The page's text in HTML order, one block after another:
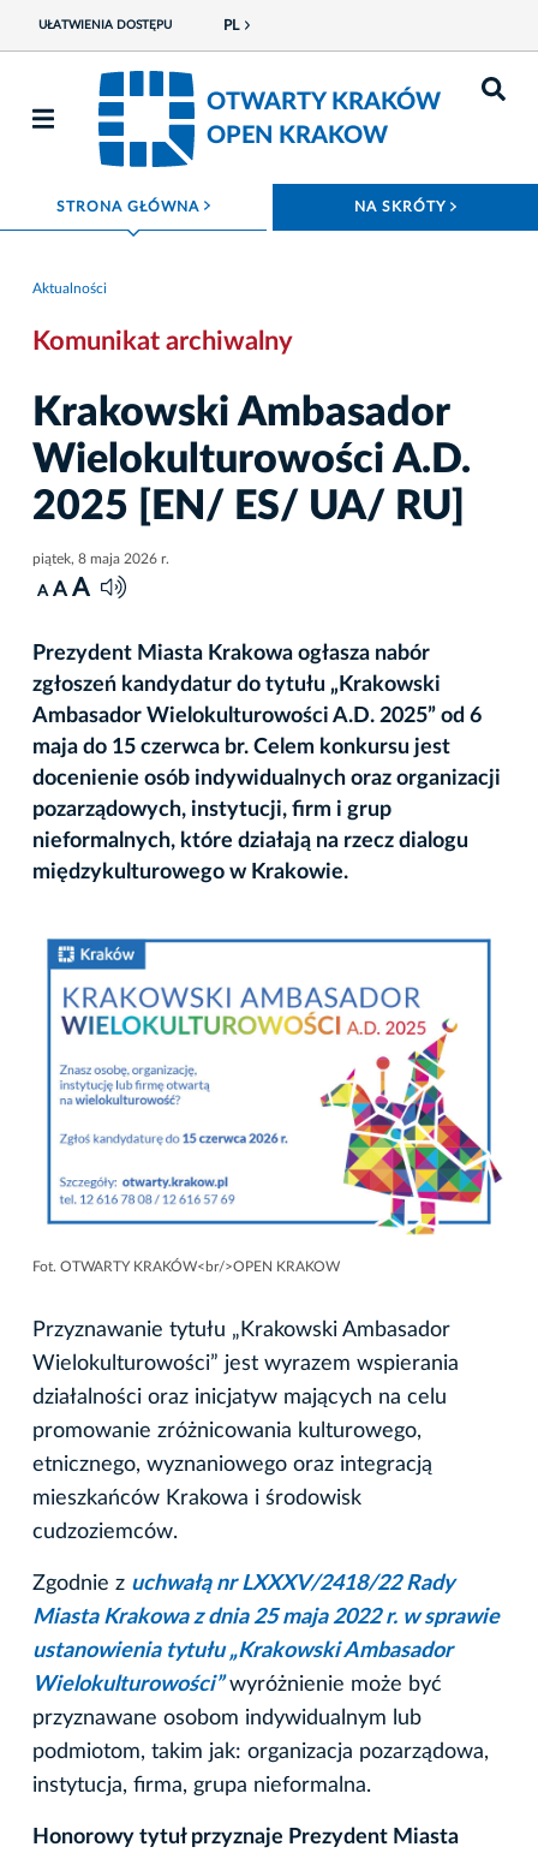
UŁATWIENIA DOSTĘPU PL
OTWARTY KRAKÓW
OPEN KRAKOW
STRONA GŁÓWNA ROZWIŃ MENU NA SKRÓTY
Aktualności
Komunikat archiwalny
Krakowski Ambasador
Wielokulturowości A.D.
2025 [EN/ ES/ UA/ RU]
piątek, 8 maja 2026 r.
A A A
Prezydent Miasta Krakowa ogłasza nabór
zgłoszeń kandydatur do tytułu „Krakowski
Ambasador Wielokulturowości A.D. 2025” od 6
maja do 15 czerwca br. Celem konkursu jest
docenienie osób indywidualnych oraz organizacji
pozarządowych, instytucji, firm i grup
nieformalnych, które działają na rzecz dialogu
międzykulturowego w Krakowie.
Fot. OTWARTY KRAKÓW<br/>OPEN KRAKOW
Przyznawanie tytułu „Krakowski Ambasador
Wielokulturowości” jest wyrazem wspierania
działalności oraz inicjatyw mających na celu
promowanie zróżnicowania kulturowego,
etnicznego, wyznaniowego oraz integracją
mieszkańców Krakowa i środowisk
cudzoziemców.
Zgodnie z uchwałą nr LXXXV/2418/22 Rady
Miasta Krakowa z dnia 25 maja 2022 r. w sprawie
ustanowienia tytułu „Krakowski Ambasador
Wielokulturowości”wyróżnienie może być
przyznawane osobom indywidualnym lub
podmiotom, takim jak: organizacja pozarządowa,
instytucja, firma, grupa nieformalna.
Honorowy tytuł przyznaje Prezydent Miasta